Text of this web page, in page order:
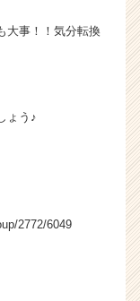
大事！！気分転換
ょう♪
2772/6049